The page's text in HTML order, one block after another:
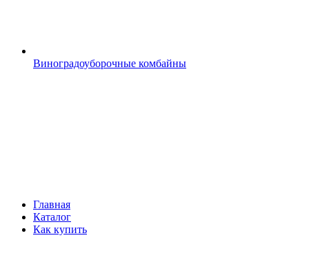
Виноградоуборочные комбайны
Главная
Каталог
Как купить